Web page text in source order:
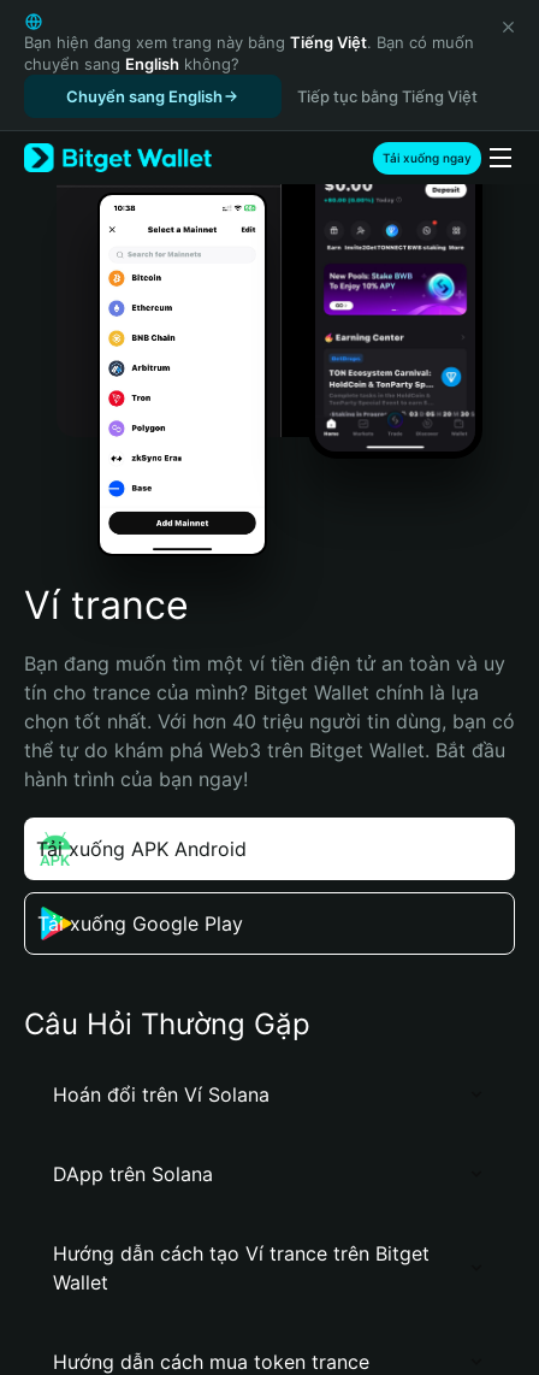
English
日本語
Tiếng Việt
Русский
Español (Latinoamérica)
Türkçe
Italiano
Português (Portugal)
Bahasa Indonesia
Português (Brasil)
Español (Argentina)
Bạn hiện đang xem trang này bằng Tiếng Việt. Bạn có muốn
chuyển sang English không?
Chuyển sang English
Tiếp tục bằng Tiếng Việt
Tải xuống ngay
Ví trance
Bạn đang muốn tìm một ví tiền điện tử an toàn và uy
tín cho trance của mình? Bitget Wallet chính là lựa
chọn tốt nhất. Với hơn 40 triệu người tin dùng, bạn có
thể tự do khám phá Web3 trên Bitget Wallet. Bắt đầu
hành trình của bạn ngay!
Tải xuống APK Android
Tải xuống Google Play
Câu Hỏi Thường Gặp
Hoán đổi trên Ví Solana
DApp trên Solana
Hướng dẫn cách tạo Ví trance trên Bitget
Wallet
Hướng dẫn cách mua token trance